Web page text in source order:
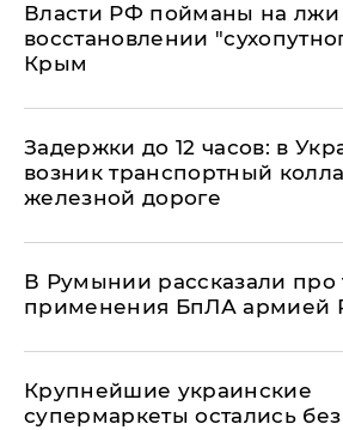
Власти РФ пойманы на лжи
восстановлении
Крым
Задержки до 12 часов: в
возник транспортный
железной дороге
В Румынии рассказали про
применения БпЛА армией
Крупнейшие украинские
супермаркеты остались